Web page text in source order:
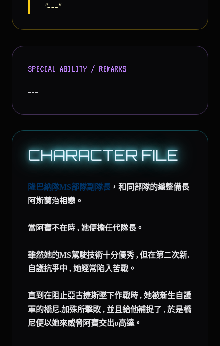
"---"
SPECIAL ABILITY / REMARKS
---
CHARACTER FILE
隆巴納隊MS部隊副隊長 ，和同部隊的總整備長
阿斯蘭治相戀。
當阿寶不在時 , 她便擔任代隊長。
雖然她的MS駕駛技術十分優秀 , 但在第二次新.
自護抗爭中 , 她經常陷入苦戰。
直到在阻止亞古捷斯墜下作戰時 , 她被新生自護
軍的橋尼.加殊所擊敗 , 並且給他補捉了 , 於是橋
尼便以她來威脅阿寶交出υ高達。